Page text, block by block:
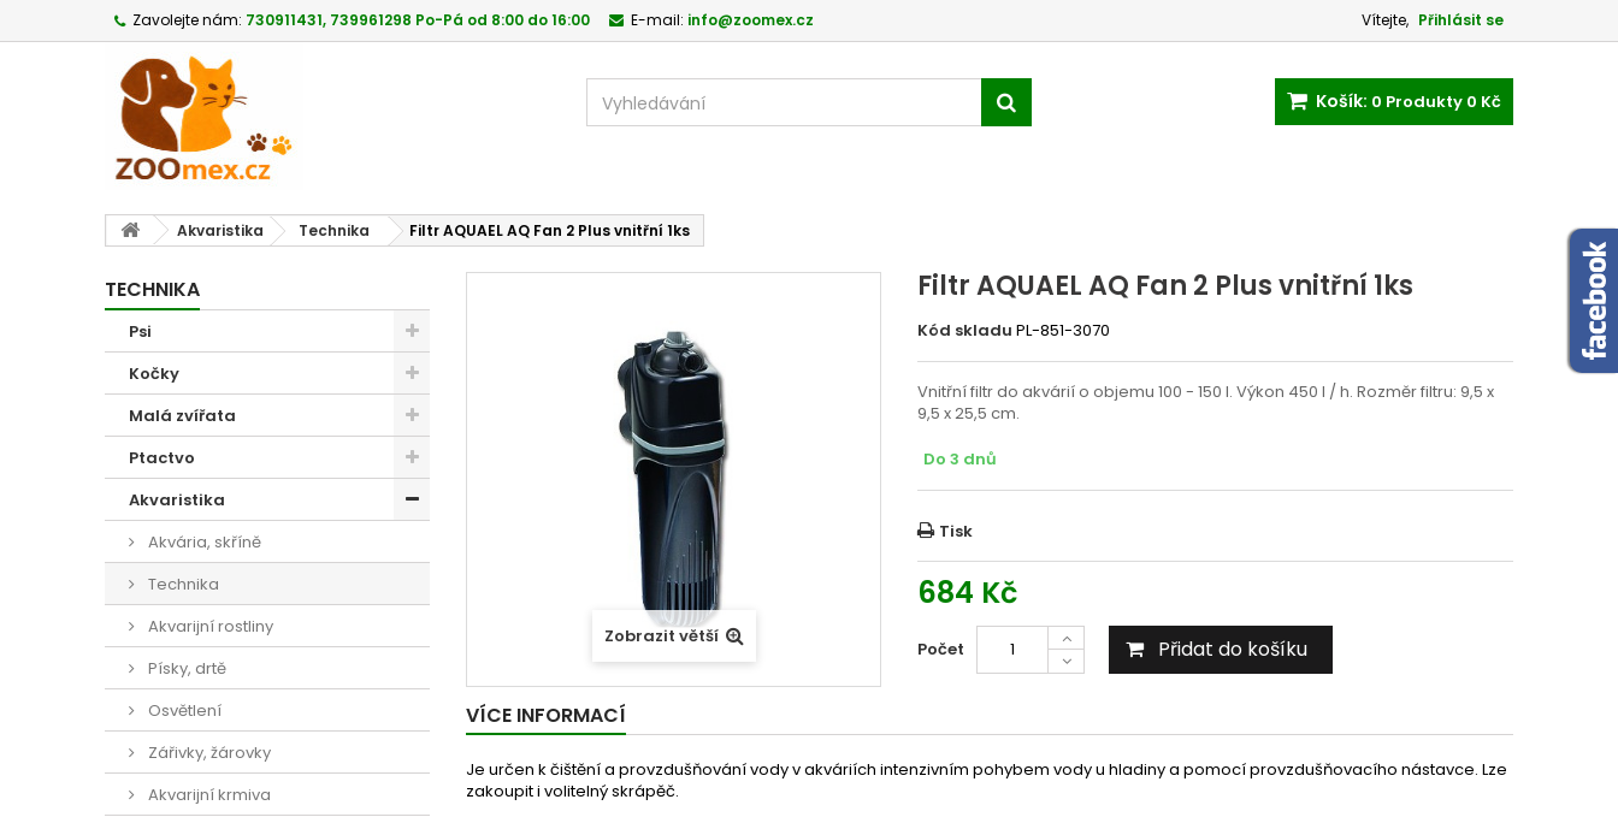
Vítejte, Přihlásit se
Zavolejte nám: 730911431, 739961298 Po-Pá od 8:00 do 16:00 E-mail: info@zoomex.cz
Košík: 0 Produkty 0 Kč
Akvaristika Technika Filtr AQUAEL AQ Fan 2 Plus vnitřní 1ks
TECHNIKA
Psi
Kočky
Malá zvířata
Ptactvo
Akvaristika
Akvária, skříně
Technika
Akvarijní rostliny
Písky, drtě
Osvětlení
Zářivky, žárovky
Akvarijní krmiva
Zobrazit větší
Filtr AQUAEL AQ Fan 2 Plus vnitřní 1ks
Kód skladu PL-851-3070
Vnitřní filtr do akvárií o objemu 100 - 150 l. Výkon 450 l / h. Rozměr filtru: 9,5 x
9,5 x 25,5 cm.
Do 3 dnů
Tisk
684 Kč
Počet Přidat do košíku
VÍCE INFORMACÍ
Je určen k čištění a provzdušňování vody v akváriích intenzivním pohybem vody u hladiny a pomocí provzdušňovacího nástavce. Lze
zakoupit i volitelný skrápěč.